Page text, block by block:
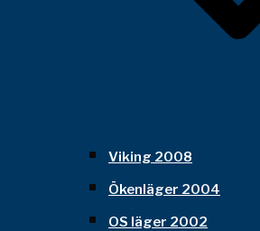
Viking 2008
Ökenläger 2004
OS läger 2002